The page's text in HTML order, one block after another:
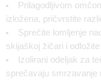
Prilagodljivom
izložena, pričvrstite
Sprečite lomljenje
skijaškoj žičari i
Izolirani odeljak za
sprečavaju smrzavanje